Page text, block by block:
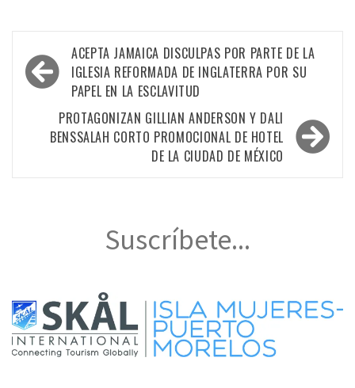
Navegación
de
entradas
ACEPTA JAMAICA DISCULPAS POR PARTE DE LA
IGLESIA REFORMADA DE INGLATERRA POR SU
PAPEL EN LA ESCLAVITUD
PROTAGONIZAN GILLIAN ANDERSON Y DALI
BENSSALAH CORTO PROMOCIONAL DE HOTEL
DE LA CIUDAD DE MÉXICO
Suscríbete...